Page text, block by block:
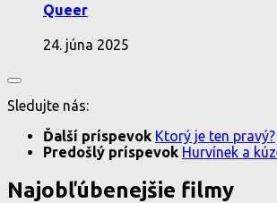
Queer
24. júna 2025
Sledujte nás:
Ďalší príspevok Ktorý je ten pravý?
Predošlý príspevok Hurvínek a
Najobľúbenejšie filmy